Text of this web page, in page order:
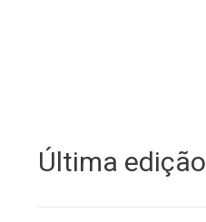
Última edição